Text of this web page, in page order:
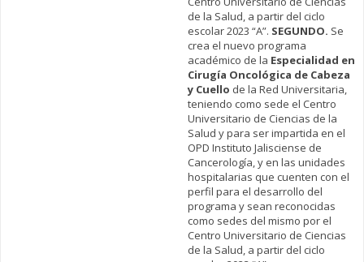
de la Salud, a partir del ciclo
escolar 2023 “A”. SEGUNDO. Se
crea el nuevo programa
académico de la Especialidad en
Cirugía Oncológica de Cabeza
y Cuello de la Red Universitaria,
teniendo como sede el Centro
Universitario de Ciencias de la
Salud y para ser impartida en el
OPD Instituto Jalisciense de
Cancerología, y en las unidades
hospitalarias que cuenten con el
perfil para el desarrollo del
programa y sean reconocidas
como sedes del mismo por el
Centro Universitario de Ciencias
de la Salud, a partir del ciclo